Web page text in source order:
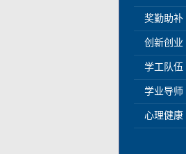
奖勤助补
创新创业
学工队伍
学业导师
心理健康